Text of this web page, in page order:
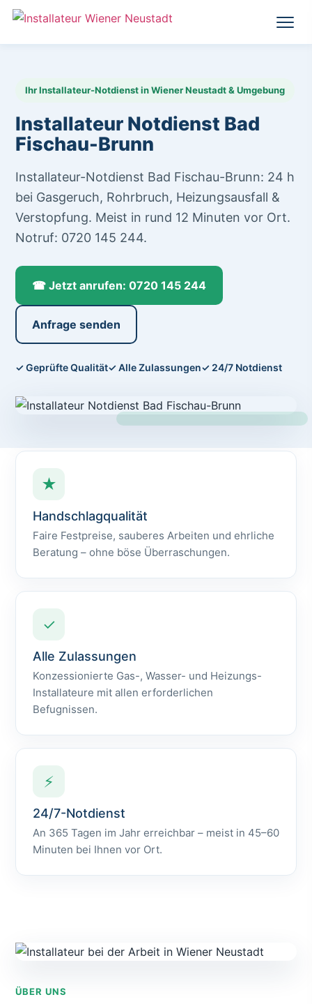
Ihr Installateur-Notdienst in Wiener Neustadt & Umgebung
Installateur Notdienst Bad
Fischau-Brunn
Installateur-Notdienst Bad Fischau-Brunn: 24 h
bei Gasgeruch, Rohrbruch, Heizungsausfall &
Verstopfung. Meist in rund 12 Minuten vor Ort.
Notruf: 0720 145 244.
☎ Jetzt anrufen: 0720 145 244
Anfrage senden
✓ Geprüfte Qualität✓ Alle Zulassungen✓ 24/7 Notdienst
★
Handschlagqualität
Faire Festpreise, sauberes Arbeiten und ehrliche
Beratung – ohne böse Überraschungen.
✓
Alle Zulassungen
Konzessionierte Gas-, Wasser- und Heizungs-
Installateure mit allen erforderlichen
Befugnissen.
⚡
24/7-Notdienst
An 365 Tagen im Jahr erreichbar – meist in 45–60
Minuten bei Ihnen vor Ort.
ÜBER UNS